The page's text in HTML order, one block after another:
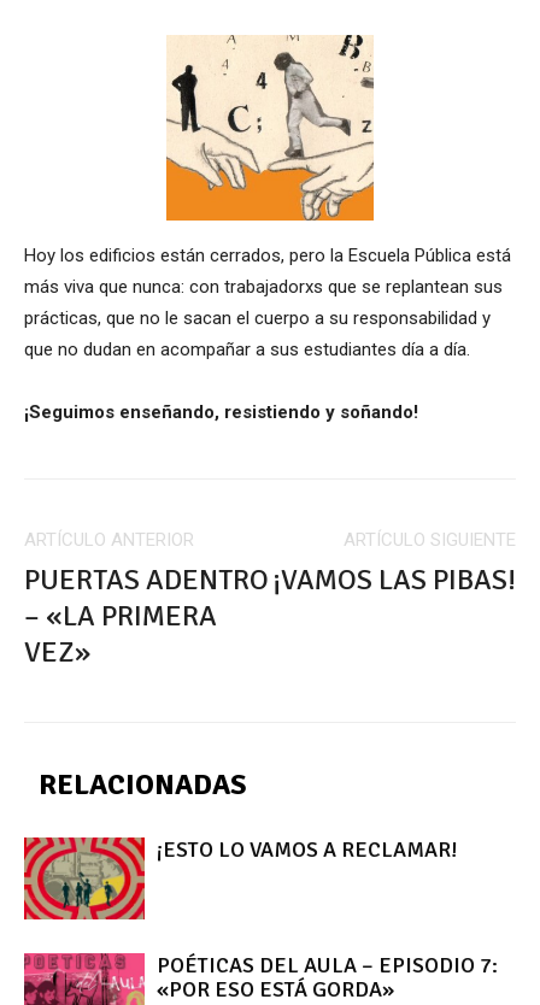
Hoy los edificios están cerrados, pero la Escuela Pública está
más viva que nunca: con trabajadorxs que se replantean sus
prácticas, que no le sacan el cuerpo a su responsabilidad y
que no dudan en acompañar a sus estudiantes día a día.
¡Seguimos enseñando, resistiendo y soñando!
ARTÍCULO ANTERIOR
PUERTAS ADENTRO
– «LA PRIMERA
VEZ»
ARTÍCULO SIGUIENTE
¡VAMOS LAS PIBAS!
RELACIONADAS
¡ESTO LO VAMOS A RECLAMAR!
POÉTICAS DEL AULA – EPISODIO 7:
«POR ESO ESTÁ GORDA»